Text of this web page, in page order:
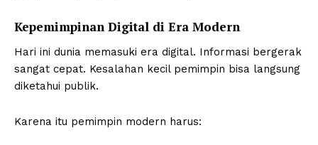
Kepemimpinan Digital di Era Modern
Hari ini dunia memasuki era digital. Informasi bergerak
sangat cepat. Kesalahan kecil pemimpin bisa langsung
diketahui publik.
Karena itu pemimpin modern harus: